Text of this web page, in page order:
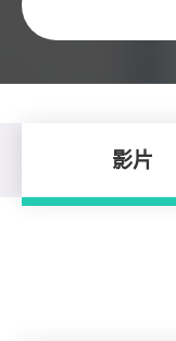
影片